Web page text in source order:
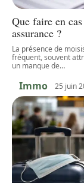
Que faire en
assurance ?
La présence de
fréquent, souvent
un manque de…
Immo 25 juin